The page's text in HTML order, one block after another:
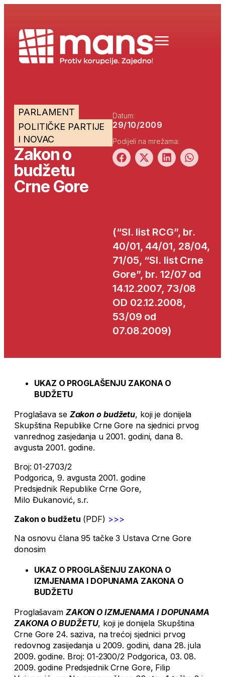
PARLAMENT
POLITIČKE PARTIJE
I NOVAC
Zakon o
budžetu
Crne Gore
Datum:
29/10/2009
Podijeli na mrežama:
(“Sl. list RCG”, br.
40/01, 44/01, 28/04,
71/05, “Sl. list Crne
Gore”, br. 12/07 od
14.12.2007, 73/08
OD 02.12.2008,
53/09 od
07.08.2009)
UKAZ O PROGLAŠENJU ZAKONA O
BUDŽETU
Proglašava se Zakon o budžetu, koji je donijela
Skupština Republike Crne Gore na sjednici prvog
vanrednog zasjedanja u 2001. godini, dana 8.
avgusta 2001. godine.
Broj: 01-2703/2
Podgorica, 9. avgusta 2001. godine
Predsjednik Republike Crne Gore,
Milo Đukanović, s.r.
Zakon o budžetu (PDF) >>>
Na osnovu člana 95 tačke 3 Ustava Crne Gore
donosim
UKAZ O PROGLAŠENJU ZAKONA O
IZMJENAMA I DOPUNAMA ZAKONA O
BUDŽETU
Proglašavam ZAKON O IZMJENAMA I DOPUNAMA
ZAKONA O BUDŽETU, koji je donijela Skupština
Crne Gore 24. saziva, na trećoj sjednici prvog
redovnog zasijedanja u 2009. godini, dana 28. jula
2009. godine. Broj: 01-2300/2 Podgorica, 03. 08.
2009. godine Predsjednik Crne Gore, Filip